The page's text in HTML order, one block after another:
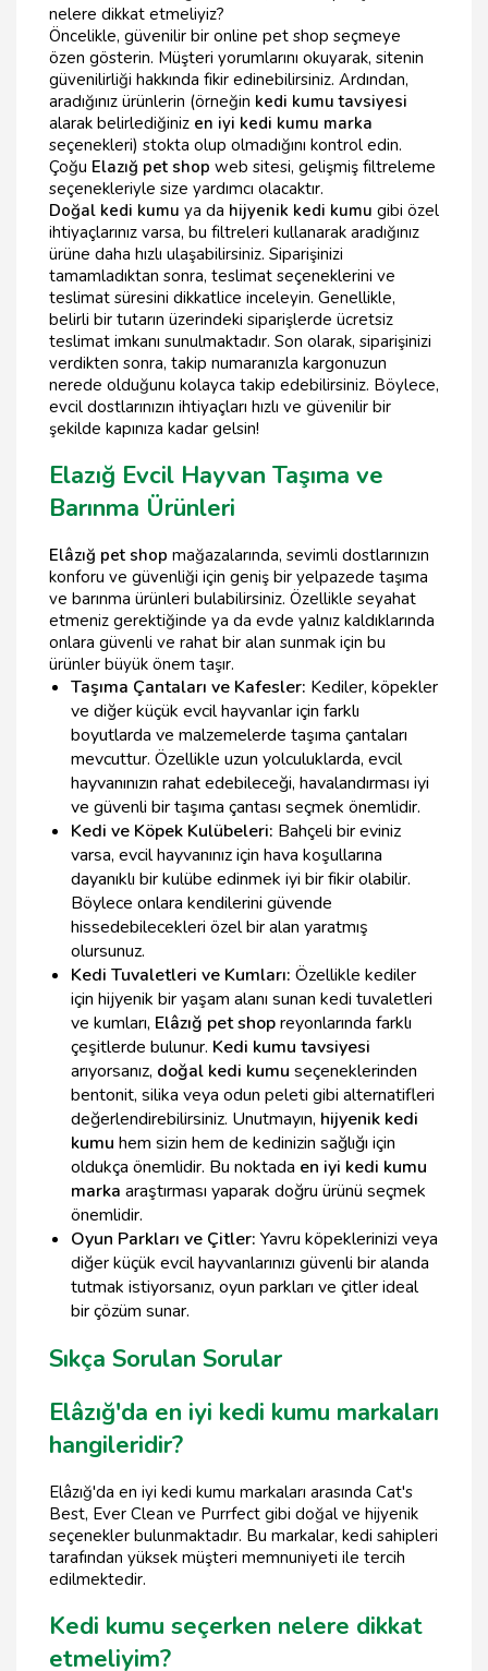
nelere dikkat etmeliyiz?
Öncelikle, güvenilir bir online pet shop seçmeye
özen gösterin. Müşteri yorumlarını okuyarak, sitenin
güvenilirliği hakkında fikir edinebilirsiniz. Ardından,
aradığınız ürünlerin (örneğin kedi kumu tavsiyesi
alarak belirlediğiniz en iyi kedi kumu marka
seçenekleri) stokta olup olmadığını kontrol edin.
Çoğu Elazığ pet shop web sitesi, gelişmiş filtreleme
seçenekleriyle size yardımcı olacaktır.
Doğal kedi kumu ya da hijyenik kedi kumu gibi özel
ihtiyaçlarınız varsa, bu filtreleri kullanarak aradığınız
ürüne daha hızlı ulaşabilirsiniz. Siparişinizi
tamamladıktan sonra, teslimat seçeneklerini ve
teslimat süresini dikkatlice inceleyin. Genellikle,
belirli bir tutarın üzerindeki siparişlerde ücretsiz
teslimat imkanı sunulmaktadır. Son olarak, siparişinizi
verdikten sonra, takip numaranızla kargonuzun
nerede olduğunu kolayca takip edebilirsiniz. Böylece,
evcil dostlarınızın ihtiyaçları hızlı ve güvenilir bir
şekilde kapınıza kadar gelsin!
Elazığ Evcil Hayvan Taşıma ve
Barınma Ürünleri
Elâzığ pet shop mağazalarında, sevimli dostlarınızın
konforu ve güvenliği için geniş bir yelpazede taşıma
ve barınma ürünleri bulabilirsiniz. Özellikle seyahat
etmeniz gerektiğinde ya da evde yalnız kaldıklarında
onlara güvenli ve rahat bir alan sunmak için bu
ürünler büyük önem taşır.
Taşıma Çantaları ve Kafesler: Kediler, köpekler
ve diğer küçük evcil hayvanlar için farklı
boyutlarda ve malzemelerde taşıma çantaları
mevcuttur. Özellikle uzun yolculuklarda, evcil
hayvanınızın rahat edebileceği, havalandırması iyi
ve güvenli bir taşıma çantası seçmek önemlidir.
Kedi ve Köpek Kulübeleri: Bahçeli bir eviniz
varsa, evcil hayvanınız için hava koşullarına
dayanıklı bir kulübe edinmek iyi bir fikir olabilir.
Böylece onlara kendilerini güvende
hissedebilecekleri özel bir alan yaratmış
olursunuz.
Kedi Tuvaletleri ve Kumları: Özellikle kediler
için hijyenik bir yaşam alanı sunan kedi tuvaletleri
ve kumları, Elâzığ pet shopreyonlarında farklı
çeşitlerde bulunur. Kedi kumu tavsiyesi
arıyorsanız, doğal kedi kumu seçeneklerinden
bentonit, silika veya odun peleti gibi alternatifleri
değerlendirebilirsiniz. Unutmayın, hijyenik kedi
kumu hem sizin hem de kedinizin sağlığı için
oldukça önemlidir. Bu noktada en iyi kedi kumu
marka araştırması yaparak doğru ürünü seçmek
önemlidir.
Oyun Parkları ve Çitler: Yavru köpeklerinizi veya
diğer küçük evcil hayvanlarınızı güvenli bir alanda
tutmak istiyorsanız, oyun parkları ve çitler ideal
bir çözüm sunar.
Sıkça Sorulan Sorular
Elâzığ'da en iyi kedi kumu markaları
hangileridir?
Elâzığ'da en iyi kedi kumu markaları arasında Cat's
Best, Ever Clean ve Purrfect gibi doğal ve hijyenik
seçenekler bulunmaktadır. Bu markalar, kedi sahipleri
tarafından yüksek müşteri memnuniyeti ile tercih
edilmektedir.
Kedi kumu seçerken nelere dikkat
etmeliyim?